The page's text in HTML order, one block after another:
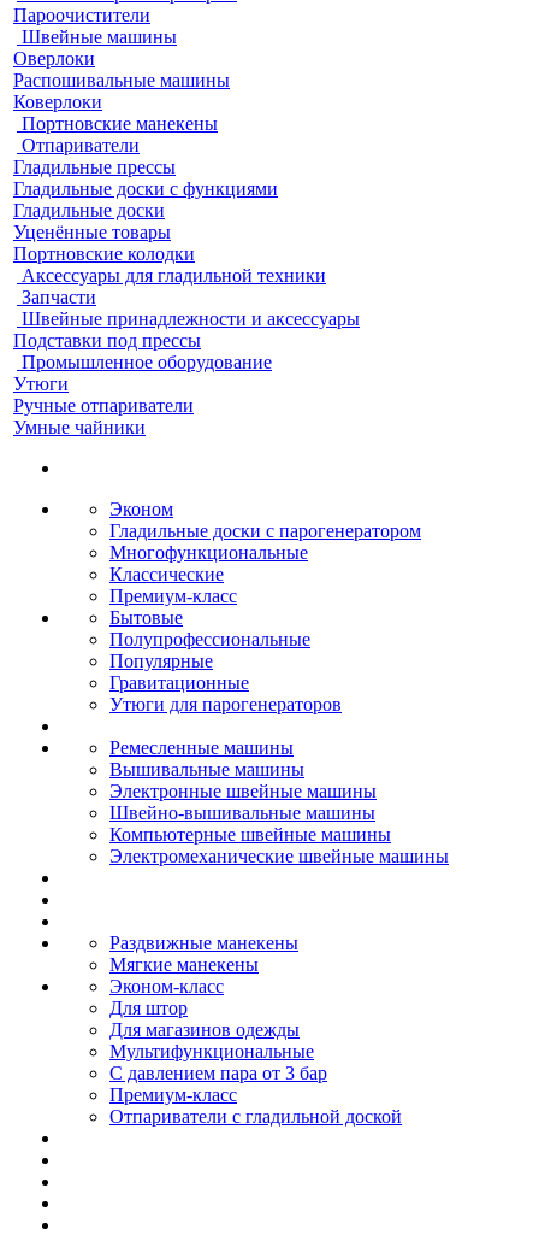
Пароочистители
Швейные машины
Оверлоки
Распошивальные машины
Коверлоки
Портновские манекены
Отпариватели
Гладильные прессы
Гладильные доски с функциями
Гладильные доски
Уценённые товары
Портновские колодки
Аксессуары для гладильной техники
Запчасти
Швейные принадлежности и аксессуары
Подставки под прессы
Промышленное оборудование
Утюги
Ручные отпариватели
Умные чайники
Эконом
Гладильные доски с парогенератором
Многофункциональные
Классические
Премиум-класс
Бытовые
Полупрофессиональные
Популярные
Гравитационные
Утюги для парогенераторов
Ремесленные машины
Вышивальные машины
Электронные швейные машины
Швейно-вышивальные машины
Компьютерные швейные машины
Электромеханические швейные машины
Раздвижные манекены
Мягкие манекены
Эконом-класс
Для штор
Для магазинов одежды
Мультифункциональные
С давлением пара от 3 бар
Премиум-класс
Отпариватели с гладильной доской